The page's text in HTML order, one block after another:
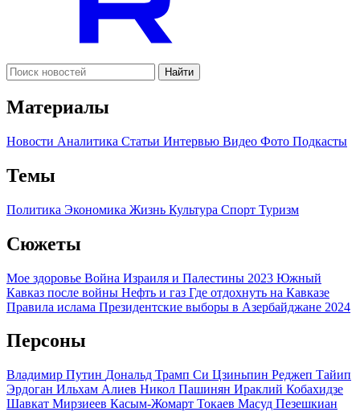
Найти
Материалы
Новости Аналитика Статьи Интервью Видео Фото Подкасты
Темы
Политика Экономика Жизнь Культура Спорт Туризм
Сюжеты
Мое здоровье Война Израиля и Палестины 2023 Южный
Кавказ после войны Нефть и газ Где отдохнуть на Кавказе
Правила ислама Президентские выборы в Азербайджане 2024
Персоны
Владимир Путин Дональд Трамп Си Цзиньпин Реджеп Тайип
Эрдоган Ильхам Алиев Никол Пашинян Ираклий Кобахидзе
Шавкат Мирзиеев Касым-Жомарт Токаев Масуд Пезешкиан